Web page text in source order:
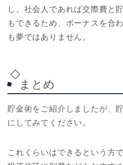
し、社会人であれば交際費と
もできるため、ボーナスを合
も夢ではありません。
まとめ
貯金術をご紹介しましたが、
にしてみてください。
これくらいはできるという方